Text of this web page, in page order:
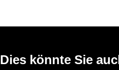
Dies könnte Sie